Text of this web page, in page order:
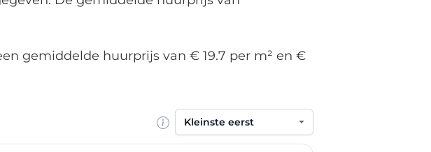
gemiddelde huurprijs van € 19.7 per m² en €
Sorteren op